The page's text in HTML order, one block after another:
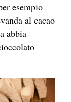
esempio
al cacao
abbia